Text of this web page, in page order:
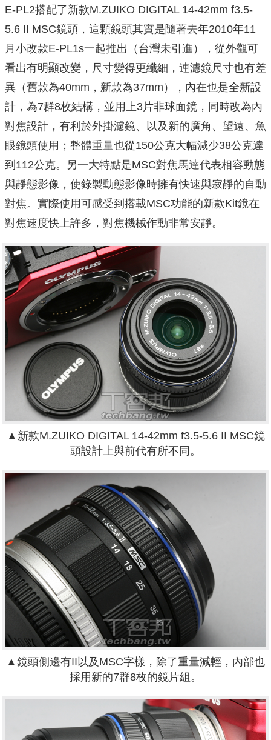
E-PL2搭配了新款M.ZUIKO DIGITAL 14-42mm f3.5-
5.6 II MSC鏡頭，這顆鏡頭其實是隨著去年2010年11
月小改款E-PL1s一起推出（台灣未引進），從外觀可
看出有明顯改變，尺寸變得更纖細，連濾鏡尺寸也有差
異（舊款為40mm，新款為37mm），內在也是全新設
計，為7群8枚結構，並用上3片非球面鏡，同時改為內
對焦設計，有利於外掛濾鏡、以及新的廣角、望遠、魚
眼鏡頭使用；整體重量也從150公克大幅減少38公克達
到112公克。另一大特點是MSC對焦馬達代表相容動態
與靜態影像，使錄製動態影像時擁有快速與寂靜的自動
對焦。實際使用可感受到搭載MSC功能的新款Kit鏡在
對焦速度快上許多，對焦機械作動非常安靜。
▲新款M.ZUIKO DIGITAL 14-42mm f3.5-5.6 II MSC鏡
頭設計上與前代有所不同。
▲鏡頭側邊有II以及MSC字樣，除了重量減輕，內部也
採用新的7群8枚的鏡片組。